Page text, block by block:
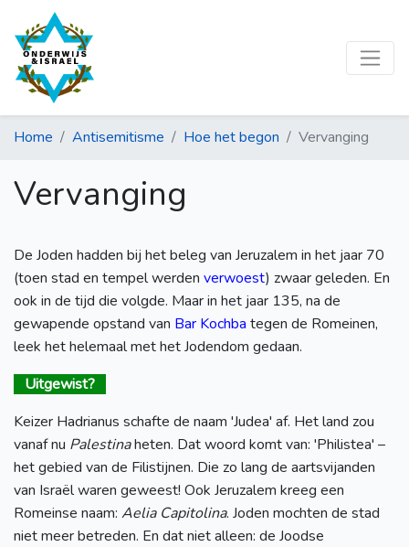
Home Antisemitisme Hoe het begon Vervanging
Vervanging
De Joden hadden bij het beleg van Jeruzalem in het jaar 70
(toen stad en tempel werden verwoest) zwaar geleden. En
ook in de tijd die volgde. Maar in het jaar 135, na de
gewapende opstand van Bar Kochba tegen de Romeinen,
leek het helemaal met het Jodendom gedaan.
Uitgewist?
Keizer Hadrianus schafte de naam 'Judea' af. Het land zou
vanaf nu Palestinaheten. Dat woord komt van: 'Philistea' –
het gebied van de Filistijnen. Die zo lang de aartsvijanden
van Israël waren geweest! Ook Jeruzalem kreeg een
Romeinse naam: Aelia Capitolina. Joden mochten de stad
niet meer betreden. En dat niet alleen: de Joodse